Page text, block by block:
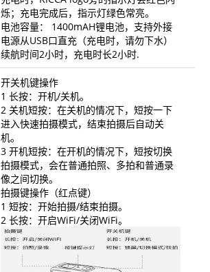
烁；充电完成后，指示灯绿色常亮。
电池容量： 1400mAH锂电池，支持外接
电源从USB口直充（充电时，请勿下水）
续航时间2小时，充电时长2小时.
开关机键操作
1 长按：开机/关机。
2 关机短按：在关机的情况下，短按一下
进入快速拍摄模式，结束拍摄后自动关
机。
3 开机短按：在开机的情况下，短按切换
拍摄模式，会在普通拍照、多拍和普通录
像之间切换。
拍摄键操作（红点键）
1 短按：开始拍摄/结束拍摄。
2 长按：开启WiFi/关闭WiFi。